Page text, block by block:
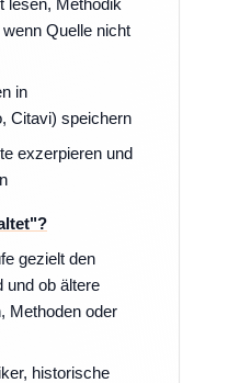
Quelle nicht
in
Citavi) speichern
exzerpieren und
gezielt den
und ob ältere
Methoden oder
historische